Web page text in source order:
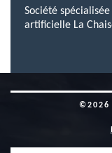
Société
artificielle La
©2026